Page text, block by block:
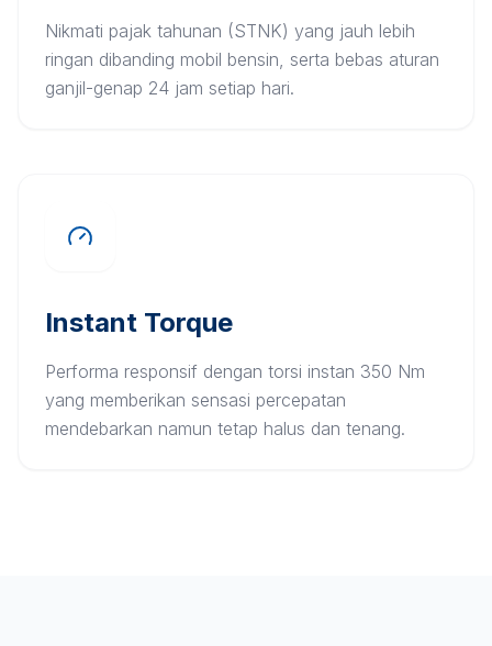
Nikmati pajak tahunan (STNK) yang jauh lebih
ringan dibanding mobil bensin, serta bebas aturan
ganjil-genap 24 jam setiap hari.
Instant Torque
Performa responsif dengan torsi instan 350 Nm
yang memberikan sensasi percepatan
mendebarkan namun tetap halus dan tenang.